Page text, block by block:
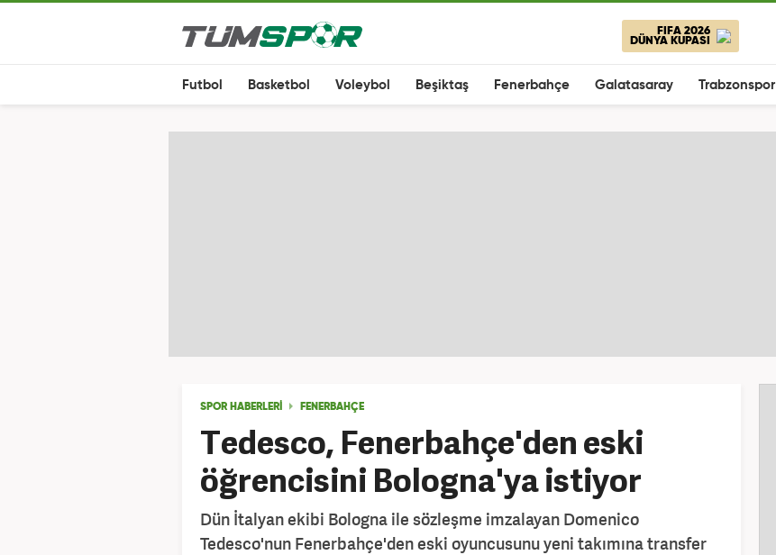
FIFA 2026
DÜNYA KUPASI
Futbol Basketbol Voleybol Beşiktaş Fenerbahçe Galatasaray Trabzonspor
SPOR HABERLERİ FENERBAHÇE
Tedesco, Fenerbahçe'den eski
öğrencisini Bologna'ya istiyor
Dün İtalyan ekibi Bologna ile sözleşme imzalayan Domenico
Tedesco'nun Fenerbahçe'den eski oyuncusunu yeni takımına transfer